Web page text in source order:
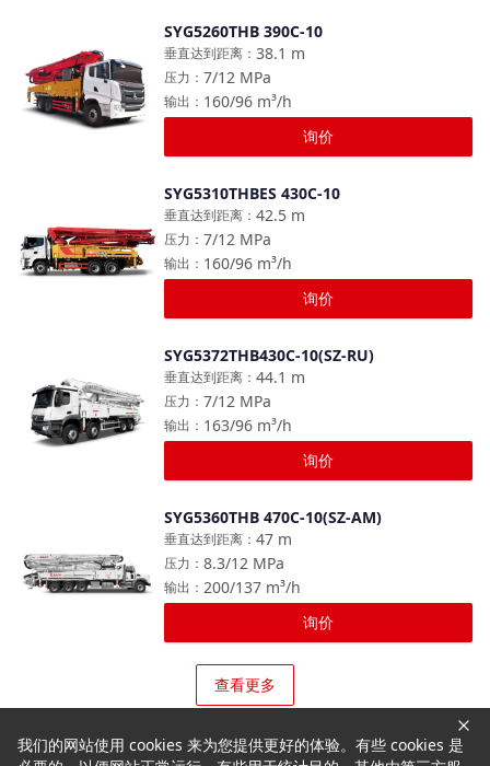
SYG5260THB 390C-10
38.1 m
垂直达到距离 ：
7/12 MPa
压力 ：
160/96 m³/h
输出 ：
询价
SYG5310THBES 430C-10
42.5 m
垂直达到距离 ：
7/12 MPa
压力 ：
160/96 m³/h
输出 ：
询价
SYG5372THB430C-10(SZ-RU)
44.1 m
垂直达到距离 ：
7/12 MPa
压力 ：
163/96 m³/h
输出 ：
询价
SYG5360THB 470C-10(SZ-AM)
47 m
垂直达到距离 ：
8.3/12 MPa
压力 ：
200/137 m³/h
输出 ：
询价
查看更多
我们的网站使用 cookies 来为您提供更好的体验。有些 cookies 是